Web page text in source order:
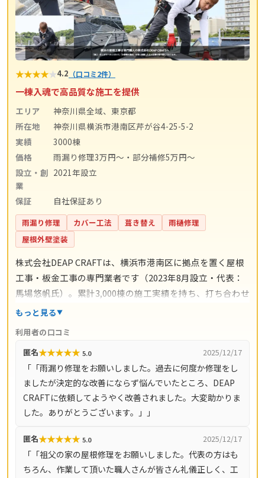
★★★★★4.2 （口コミ2件）
一棟入魂で高品質な施工を提供
エリア
神奈川県全域、東京都
所在地
神奈川県横浜市港南区芹が谷4-25-5-2
実績
3000棟
価格
雨漏り修理3万円〜・部分補修5万円〜
設立・創
業
2021年設立
保証 自社保証あり
雨漏り修理 カバー工法 葺き替え
雨樋修理
屋根外壁塗装
株式会社DEAP CRAFTは、横浜市港南区に拠点を置く屋根
工事・板金工事の専門業者です（2023年8月設立・代表：
馬場悠帆氏）。累計3,000棟の施工実績を持ち、打ち合わせ
からアフターサポートまで自社スタッフが一貫対応。仲介
の目安は雨漏り修理3万円〜、屋根の部分補修5万円〜、棟
板金交換10万円〜、屋根カバー工法80万円〜、葺き替え
100万円〜。現地調査・お見積り・ご相談は無料で、最短
即日対応も可能です（営業時間8時〜18時・月〜土）。対
応エリアは神奈川県全域（33市町村）と東京都全域（23
区・多摩地域）です。
もっと見る
利用者の口コミ
匿名★★★★★ 5.0 2025/12/17
「「雨漏り修理をお願いしました。過去に何度か修理をし
ましたが決定的な改善にならず悩んでいたところ、DEAP
CRAFTに依頼してようやく改善されました。大変助かりま
した。ありがとうございます。」」
匿名★★★★★ 5.0 2025/12/17
「「祖父の家の屋根修理をお願いしました。代表の方はも
ちろん、作業して頂いた職人さんが皆さん礼儀正しく、工